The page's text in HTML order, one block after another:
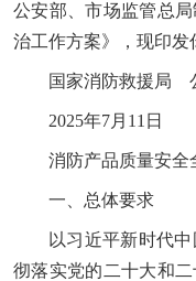
公安部、市场监管总
治工作方案》，现印发
国家消防救援局
2025年7月11日
消防产品质量安全
一、总体要求
以习近平新时代
彻落实党的二十大和